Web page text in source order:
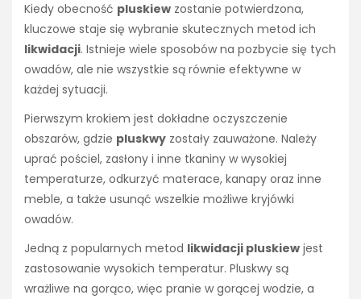
Kiedy obecność pluskiew zostanie potwierdzona,
kluczowe staje się wybranie skutecznych metod ich
likwidacji. Istnieje wiele sposobów na pozbycie się tych
owadów, ale nie wszystkie są równie efektywne w
każdej sytuacji.
Pierwszym krokiem jest dokładne oczyszczenie
obszarów, gdzie pluskwy zostały zauważone. Należy
uprać pościel, zasłony i inne tkaniny w wysokiej
temperaturze, odkurzyć materace, kanapy oraz inne
meble, a także usunąć wszelkie możliwe kryjówki
owadów.
Jedną z popularnych metod likwidacji pluskiew jest
zastosowanie wysokich temperatur. Pluskwy są
wrażliwe na gorąco, więc pranie w gorącej wodzie, a